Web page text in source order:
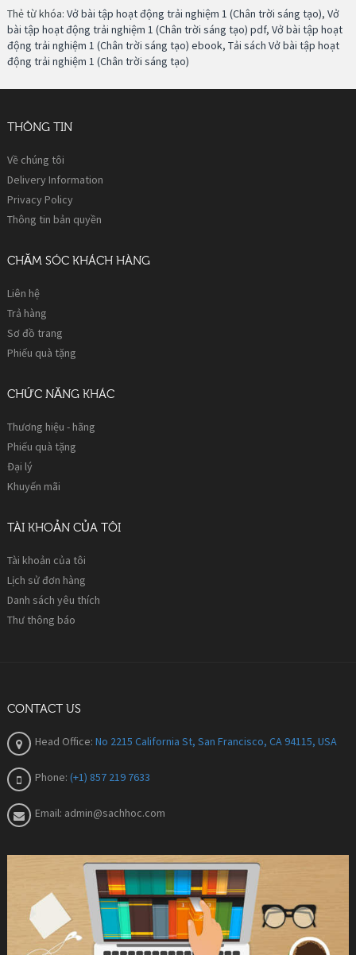
Thẻ từ khóa: Vở bài tập hoạt động trải nghiệm 1 (Chân trời sáng tạo), Vở
bài tập hoạt động trải nghiệm 1 (Chân trời sáng tạo) pdf, Vở bài tập hoạt
động trải nghiệm 1 (Chân trời sáng tạo) ebook, Tải sách Vở bài tập hoạt
động trải nghiệm 1 (Chân trời sáng tạo)
THÔNG TIN
Về chúng tôi
Delivery Information
Privacy Policy
Thông tin bản quyền
CHĂM SÓC KHÁCH HÀNG
Liên hệ
Trả hàng
Sơ đồ trang
Phiếu quà tặng
CHỨC NĂNG KHÁC
Thương hiệu - hãng
Phiếu quà tặng
Đại lý
Khuyến mãi
TÀI KHOẢN CỦA TÔI
Tài khoản của tôi
Lịch sử đơn hàng
Danh sách yêu thích
Thư thông báo
CONTACT US
Head Office: No 2215 California St, San Francisco, CA 94115, USA
Phone: (+1) 857 219 7633
Email: admin@sachhoc.com